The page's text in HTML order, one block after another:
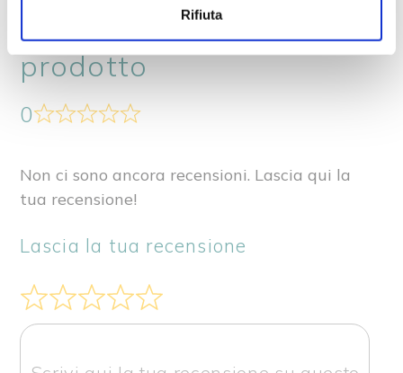
Rifiuta
Recensioni su questo
prodotto
0
Non ci sono ancora recensioni. Lascia qui la
tua recensione!
Lascia la tua recensione